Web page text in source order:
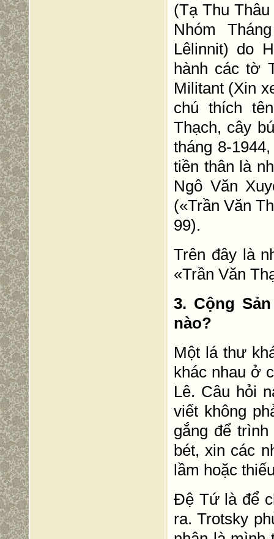
(Tạ Thu
Nhóm
Lêlinnit) do
hành các tờ
Militant (Xin
chú thích
Thạch, cây
tháng 8-
tiền thân là
Ngô Văn
(«Trần Văn
99).
Trên đây là
«Trần Văn
3. Cộng
nào?
Một lá thư
khác nhau ở
Lê. Câu hỏi
viết không
gắng để
bét, xin các
lầm hoặc
Đệ Tứ là để
ra. Trotsky